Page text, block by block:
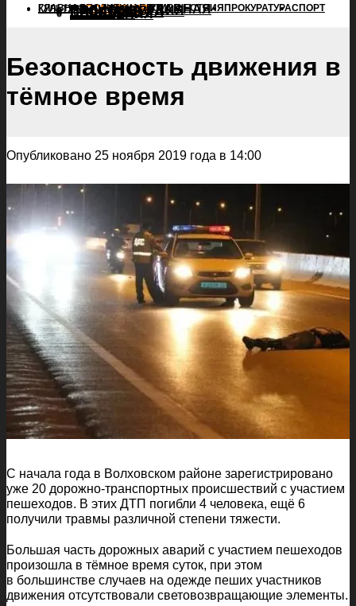
ГЛАВНАЯПОЛИТИКАПРОИСШЕСТВИЯ ПРОКУРАТУРАСПОРТ
КУЛЬТУРАПОСЕЛЕНИЯГЛАВНАЯ
ПОЛИТИКА
ПРОИСШЕСТВИЯ
ПРОКУРАТУРА
СПОРТ
КУЛЬТУРА
ПОСЕЛЕНИЯ
Безопасность движения в
тёмное время
Опубликовано 25 ноября 2019 года в 14:00
С начала года в Волховском районе зарегистрировано
уже 20 дорожно-транспортных происшествий с участием
пешеходов. В этих ДТП погибли 4 человека, ещё 6
получили травмы различной степени тяжести.
Большая часть дорожных аварий с участием пешеходов
произошла в тёмное время суток, при этом
в большинстве случаев на одежде пеших участников
движения отсутствовали световозвращающие элементы.